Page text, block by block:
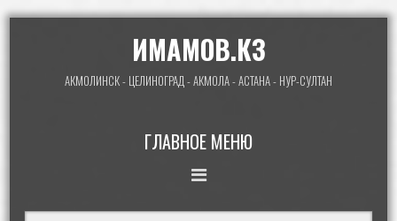
ИМАМОВ.КЗ
АКМОЛИНСК - ЦЕЛИНОГРАД - АКМОЛА - АСТАНА - НУР-СУЛТАН
ГЛАВНОЕ МЕНЮ